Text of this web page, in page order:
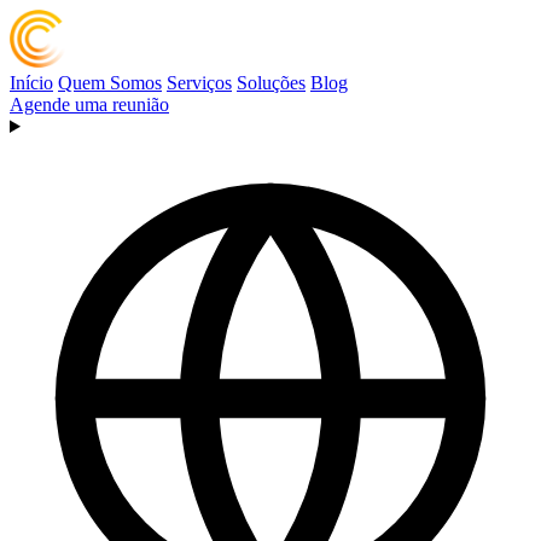
Início Quem Somos Serviços Soluções Blog
Agende uma reunião